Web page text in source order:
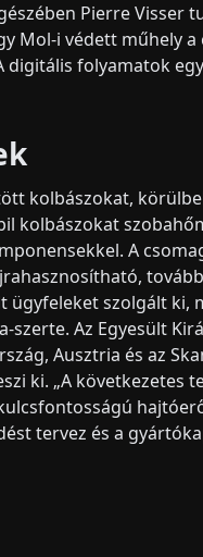
Pierre Visser
Mol-i védett műhely a
digitális folyamatok
kolbászokat,
kolbászokat
A
ügyfeleket szolgált ki,
Az Egyesült
Ausztria és az
ki. „A következetes
tervez és a